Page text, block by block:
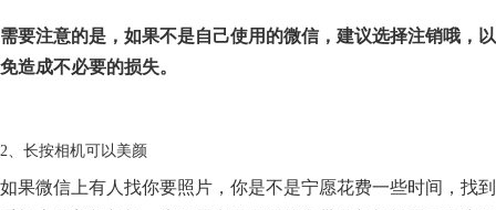
需要注意的是，如果不是自己使用的微信，建议选择注销哦，以
免造成不必要的损失。
2、长按相机可以美颜
如果微信上有人找你要照片，你是不是宁愿花费一些时间，找到